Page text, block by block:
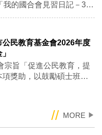
邀請專家深度解析關鍵
理。演講將從南韓內部
入，剖析其在美中角
穩定夾擊下的危機焦慮與
跳脫台灣主體視角，重新
所多元學習護照1場！ 歡迎踴躍參加~
我的國合會見習日記－30
展成果，並透過影像紀錄
人分享臺灣與世界連結的
園大使，跟隨國合會腳步
並由專業導師陪同指
。 活動亮點： 獲
位安排或負擔。 報名
115年7月6日00:00止
公民教育基金會2026年度
宗旨「促進公民教育，提
獎助，以鼓勵碩士班研
至2026年7月31日通過口
需以中文撰寫。 獎助方
公民教育基金會「雷飛龍
MORE ▶